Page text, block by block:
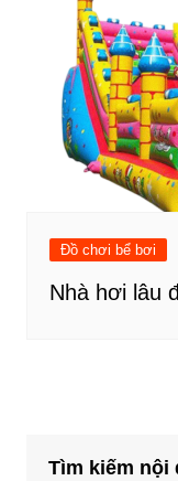
Đồ chơi bể bơi
Nhà hơi lâu
Tìm kiếm nội